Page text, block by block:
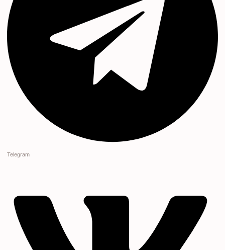
Telegram